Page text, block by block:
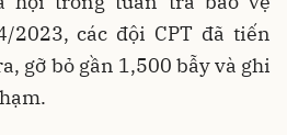
2023, các đội CPT đã tiến
gỡ bỏ gần 1,500 bẫy và ghi